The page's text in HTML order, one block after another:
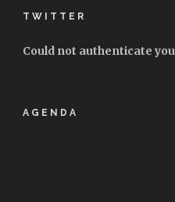
TWITTER
Could not authenticate
AGENDA